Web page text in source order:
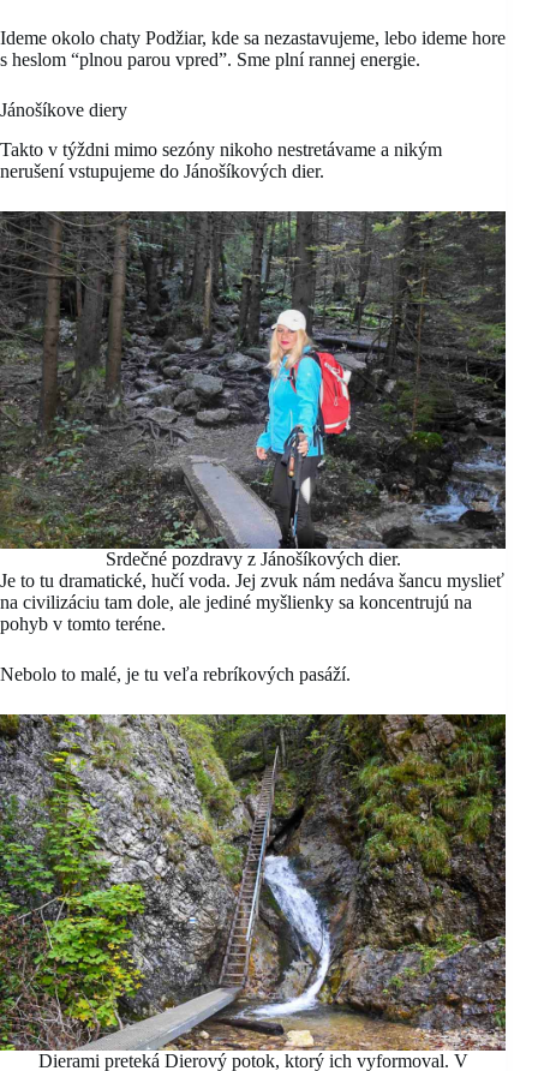
Ideme okolo chaty Podžiar, kde sa nezastavujeme, lebo ideme hore
s heslom “plnou parou vpred”. Sme plní rannej energie.
Jánošíkove diery
Takto v týždni mimo sezóny nikoho nestretávame a nikým
nerušení vstupujeme do Jánošíkových dier.
Srdečné pozdravy z Jánošíkových dier.
Je to tu dramatické, hučí voda. Jej zvuk nám nedáva šancu myslieť
na civilizáciu tam dole, ale jediné myšlienky sa koncentrujú na
pohyb v tomto teréne.
Nebolo to malé, je tu veľa rebríkových pasáží.
Dierami preteká Dierový potok, ktorý ich vyformoval. V